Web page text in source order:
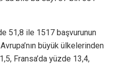
51,8 ile 1517 başvurunun
büyük ülkelerinden
Fransa’da yüzde 13,4,